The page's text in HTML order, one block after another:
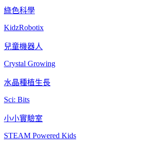
綠色科學
KidzRobotix
兒童機器人
Crystal Growing
水晶種植生長
Sci: Bits
小小實驗室
STEAM Powered Kids